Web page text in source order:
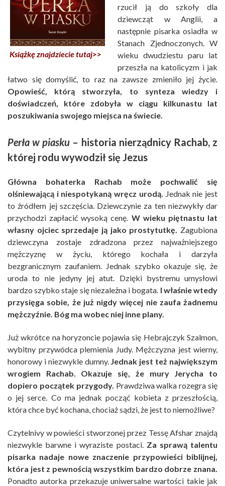
Książkę znajdziecie tutaj>>
rzucił ją do szkoły dla
dziewcząt w Anglii, a
następnie pisarka osiadła w
Stanach Zjednoczonych. W
wieku dwudziestu paru lat
przeszła na katolicyzm i jak
łatwo się domyślić, to raz na zawsze zmieniło jej życie.
Opowieść, którą stworzyła, to synteza wiedzy i
doświadczeń, które zdobyła w ciągu kilkunastu lat
poszukiwania swojego miejsca na świecie.
Perła w piasku – historia nierządnicy Rachab, z
której rodu wywodził się Jezus
Główna bohaterka Rachab może pochwalić się
olśniewającą i niespotykaną wręcz urodą. Jednak nie jest
to źródłem jej szczęścia. Dziewczynie za ten niezwykły dar
przychodzi zapłacić wysoką cenę. W wieku piętnastu lat
własny ojciec sprzedaje ją jako prostytutkę. Zagubiona
dziewczyna zostaje zdradzona przez najważniejszego
mężczyznę w życiu, którego kochała i darzyła
bezgranicznym zaufaniem. Jednak szybko okazuje się, że
uroda to nie jedyny jej atut. Dzięki bystremu umysłowi
bardzo szybko staje się niezależna i bogata. I właśnie wtedy
przysięga sobie, że już nigdy więcej nie zaufa żadnemu
mężczyźnie. Bóg ma wobec niej inne plany.
Już wkrótce na horyzoncie pojawia się Hebrajczyk Szalmon,
wybitny przywódca plemienia Judy. Mężczyzna jest wierny,
honorowy i niezwykle dumny. Jednak jest też największym
wrogiem Rachab. Okazuje się, że mury Jerycha to
dopiero początek przygody. Prawdziwa walka rozegra się
o jej serce. Co ma jednak począć kobieta z przeszłością,
która chce być kochana, chociaż sądzi, że jest to niemożliwe?
Czytelnivy w powieści stworzonej przez Tessę Afshar znajdą
niezwykle barwne i wyraziste postaci.Za sprawą talentu
pisarka nadaje nowe znaczenie przypowieści biblijnej,
która jest z pewnością wszystkim bardzo dobrze znana.
Ponadto autorka przekazuje uniwersalne wartości takie jak